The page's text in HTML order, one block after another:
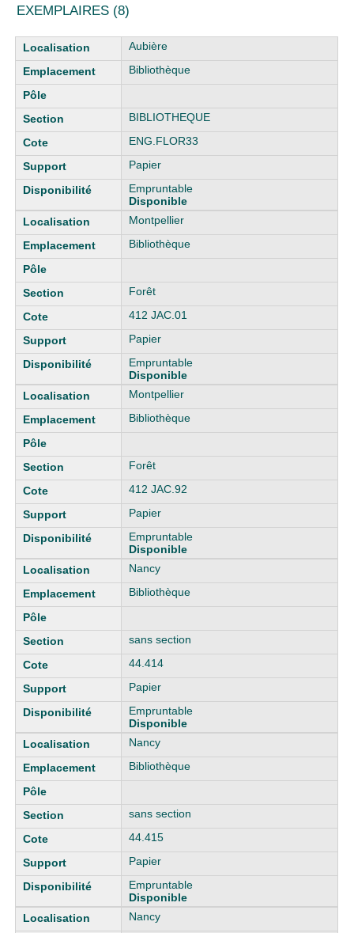
EXEMPLAIRES (8)
Liste des exemplaires
Aubière
Bibliothèque
BIBLIOTHEQUE
ENG.FLOR33
Papier
Empruntable
Disponible
Montpellier
Bibliothèque
Forêt
412 JAC.01
Papier
Empruntable
Disponible
Montpellier
Bibliothèque
Forêt
412 JAC.92
Papier
Empruntable
Disponible
Nancy
Bibliothèque
sans section
44.414
Papier
Empruntable
Disponible
Nancy
Bibliothèque
sans section
44.415
Papier
Empruntable
Disponible
Nancy